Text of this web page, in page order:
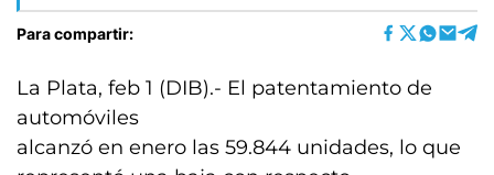
Para compartir:
La Plata, feb 1 (DIB).- El patentamiento de
automóviles
alcanzó en enero las 59.844 unidades, lo que